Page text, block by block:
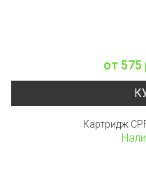
от 575
Картридж